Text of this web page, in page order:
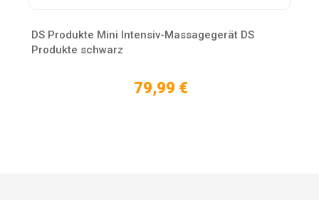
DS Produkte Mini Intensiv-Massagegerät DS
Produkte schwarz
79,99 €